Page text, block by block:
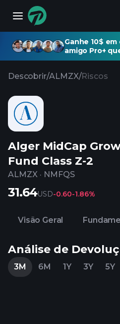
Ganhe 10$
amigo Pro+
Descobrir/ALMZX/Riscos
Alger MidCap
Fund Class Z-2
ALMZX · NMFQS
31.64USD-0.60-1.86%
Visão Geral
Análise de
3M 6M 1Y 3Y 5Y